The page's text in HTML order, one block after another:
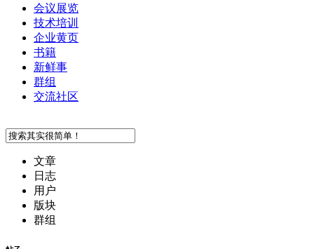
会议展览
技术培训
企业黄页
书籍
新鲜事
群组
交流社区
文章
日志
用户
版块
群组